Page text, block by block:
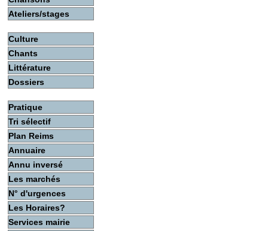
Ateliers/stages
Culture
Chants
Littérature
Dossiers
Pratique
Tri sélectif
Plan Reims
Annuaire
Annu inversé
Les marchés
N° d'urgences
Les Horaires?
Services mairie